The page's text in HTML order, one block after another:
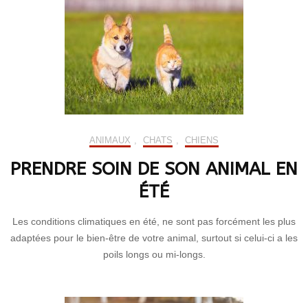
ANIMAUX , CHATS , CHIENS
PRENDRE SOIN DE SON ANIMAL EN
ÉTÉ
Les conditions climatiques en été, ne sont pas forcément les plus
adaptées pour le bien-être de votre animal, surtout si celui-ci a les
poils longs ou mi-longs.